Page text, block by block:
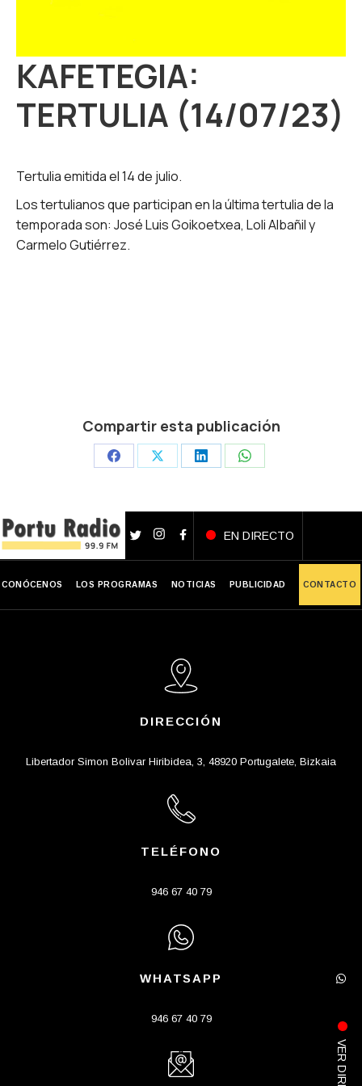
KAFETEGIA:
TERTULIA (14/07/23)
Tertulia emitida el 14 de julio.
Los tertulianos que participan en la última tertulia de la
temporada son: José Luis Goikoetxea, Loli Albañil y
Carmelo Gutiérrez.
Compartir esta publicación
Share
Facebook
Share
X
Share
LinkedIn
Share
WhatsApp
EN DIRECTO
CONÓCENOS LOS PROGRAMAS NOTICIAS PUBLICIDAD CONTACTO
DIRECCIÓN
Libertador Simon Bolivar Hiribidea, 3, 48920 Portugalete, Bizkaia
TELÉFONO
946 67 40 79
WHATSAPP
946 67 40 79